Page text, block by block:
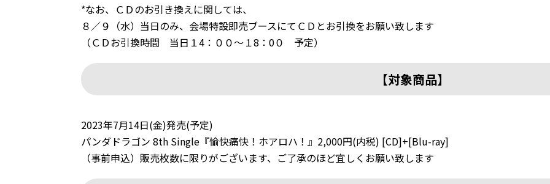
*なお、ＣＤのお引き換えに関しては、
８／９（水）当日のみ、会場特設即売ブースにてＣＤとお引換をお願い致します
（ＣＤお引換時間 当日１4：００〜１8：0０ 予定）
【対象商品】
2023年7月14日(金)発売(予定)
パンダドラゴン 8th Single『愉快痛快！ホアロハ！』2,000円(内税) [CD]+[Blu-ray]
（事前申込）販売枚数に限りがございます、ご了承のほど宜しくお願い致します